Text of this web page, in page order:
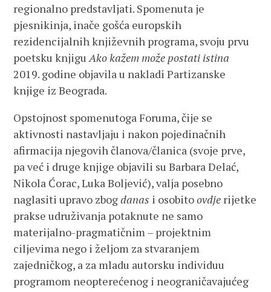
regionalno predstavljati. Spomenuta je
pjesnikinja, inače gošća europskih
rezidencijalnih književnih programa, svoju prvu
poetsku knjiguAko kažem može postati istina
2019. godine objavila u nakladi Partizanske
knjige iz Beograda.
Opstojnost spomenutoga Foruma, čije se
aktivnosti nastavljaju i nakon pojedinačnih
afirmacija njegovih članova/članica (svoje prve,
pa već i druge knjige objavili su Barbara Delać,
Nikola Ćorac, Luka Boljević), valja posebno
naglasiti upravo zbogdanas i osobitoovdje rijetke
prakse udruživanja potaknute ne samo
materijalno-pragmatičnim – projektnim
ciljevima nego i željom za stvaranjem
zajedničkog, a za mladu autorsku individuu
programom neopterećenog i neograničavajućeg